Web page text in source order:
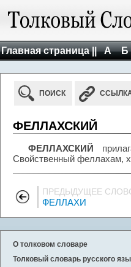
Главная страница || А Б
ПОИСК
ФЕЛЛАХСКИЙ
ФЕЛЛАХСКИЙ
Свойственный феллахам,
ПРЕДЫДУЩЕЕ
ФЕЛЛАХИ
О толковом словаре
Толковый словарь русского